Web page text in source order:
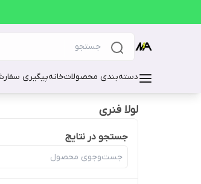
دسته‌بندی محصولاتخانهپیگیری
لولا فنری
جستجو در نتایج